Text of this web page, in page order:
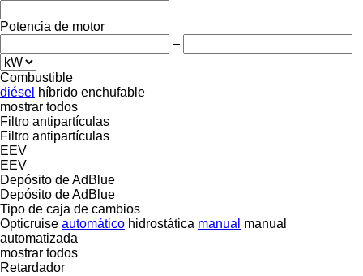
Potencia de motor
–
Combustible
diésel híbrido enchufable
mostrar todos
Filtro antipartículas
Filtro antipartículas
EEV
EEV
Depósito de AdBlue
Depósito de AdBlue
Tipo de caja de cambios
Opticruise automático hidrostática manual manual
automatizada
mostrar todos
Retardador